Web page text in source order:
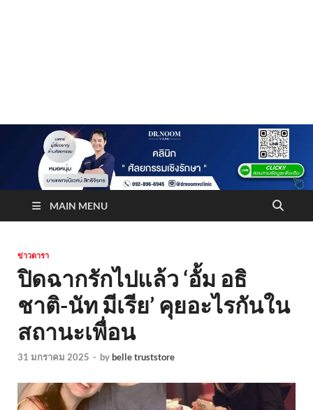
Truststoreonline
MAIN MENU
ข่าวดารา
ปิดฉากรักไปแล้ว ‘อั้ม อธิ
ชาติ-นัท มีเรีย’ คุยอะไรกันใน
สถานะเพื่อน
31 มกราคม 2025 - bybelle truststore